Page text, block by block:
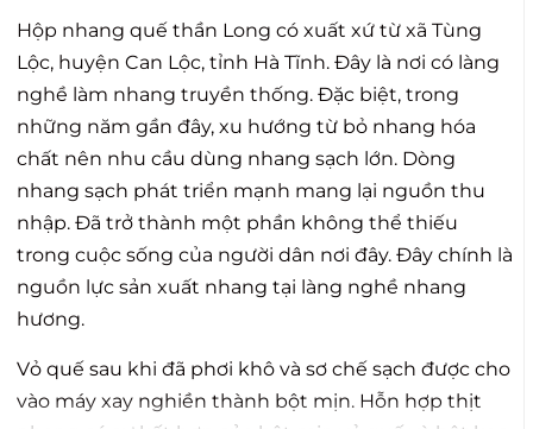
Hộp nhang quế thần Long có xuất xứ từ xã Tùng
Lộc, huyện Can Lộc, tỉnh Hà Tĩnh. Đây là nơi có làng
nghề làm nhang truyền thống. Đặc biệt, trong
những năm gần đây, xu hướng từ bỏ nhang hóa
chất nên nhu cầu dùng nhang sạch lớn. Dòng
nhang sạch phát triển mạnh mang lại nguồn thu
nhập. Đã trở thành một phần không thể thiếu
trong cuộc sống của người dân nơi đây. Đây chính là
nguồn lực sản xuất nhang tại làng nghề nhang
hương.
Vỏ quế sau khi đã phơi khô và sơ chế sạch được cho
vào máy xay nghiền thành bột mịn. Hỗn hợp thịt